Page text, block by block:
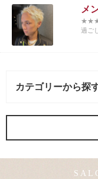
過ご
カテゴリーから探
ヘアメイク (1記事)